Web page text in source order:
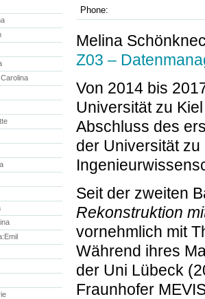
Phone:
Melina
Z03 –
Von 2014 bis
Universität zu
Abschluss des
der Universität
Seit der zweiten
Rekonstruktion
vornehmlich mit
Während ihres
der Uni Lübeck
Fraunhofer